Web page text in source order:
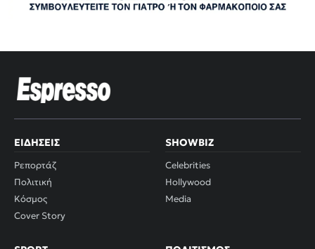
ΕΙΔΉΣΕΙΣ
Ρεπορτάζ
Πολιτική
Κόσμος
Cover Story
SHOWBIZ
Celebrities
Hollywood
Media